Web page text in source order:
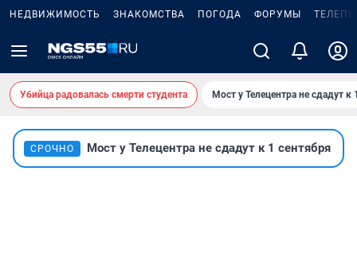
НЕДВИЖИМОСТЬ ЗНАКОМСТВА ПОГОДА ФОРУМЫ
Убийца радовалась смерти студента Мост у Телецентра не сдадут к
СРОЧНО Мост у Телецентра не сдадут к 1 сентября